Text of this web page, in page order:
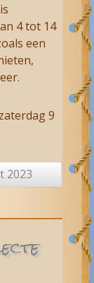
4 tot 14
een
9
2023